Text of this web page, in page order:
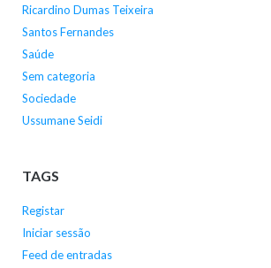
Ricardino Dumas Teixeira
Santos Fernandes
Saúde
Sem categoria
Sociedade
Ussumane Seidi
TAGS
Registar
Iniciar sessão
Feed de entradas